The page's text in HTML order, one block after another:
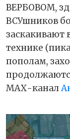
ВЕРБОВОМ,
ВСУшников
заскакивают
технике
пополам,
МАХ-канал